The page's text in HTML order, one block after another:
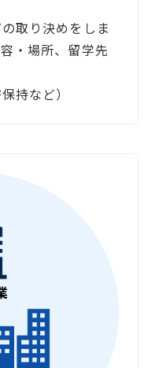
取り決めをしま
・場所、留学先
持など）